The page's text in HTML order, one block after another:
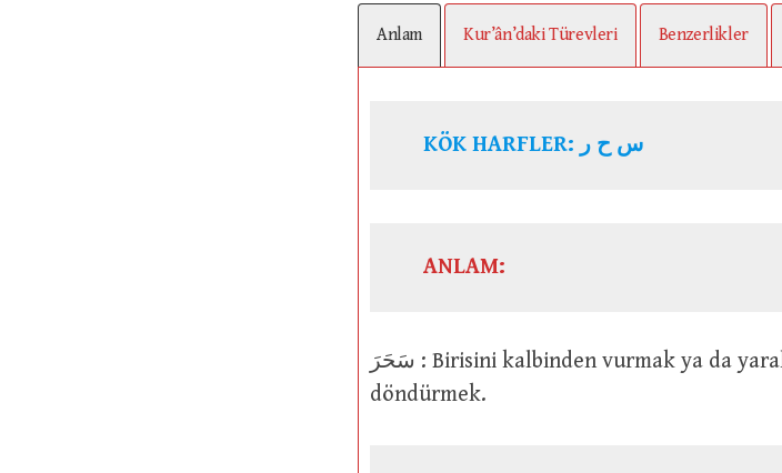
Anlam Kur’ân’daki Türevleri Benzerlikler
KÖK HARFLER: س ح ر
ANLAM:
سَحَرَ : Birisini kalbinden vurmak ya da yaralamak. Birisini usulünden, yolundan
döndürmek.